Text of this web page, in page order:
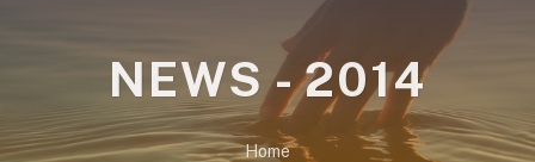
NEWS - 2014
Home